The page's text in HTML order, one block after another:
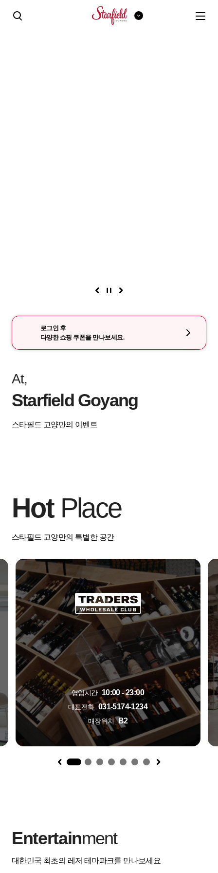
로그인 후
다양한 쇼핑 쿠폰을 만나보세요.
At,
Starfield Goyang
스타필드 고양만의 이벤트
HotPlace
스타필드 고양만의 특별한 공간
영업시간 10:00 - 23:00
대표전화 031-5174-1234
매장위치 B2
1
Entertainment
대한민국 최초의 레저 테마파크를 만나보세요